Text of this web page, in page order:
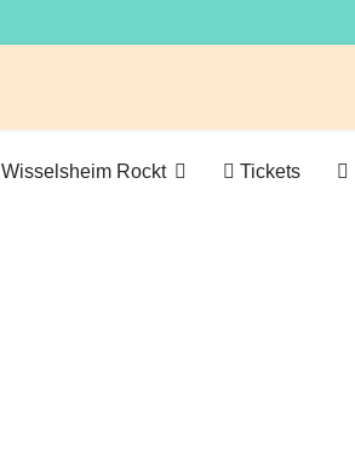
Wisselsheim Rockt Tickets